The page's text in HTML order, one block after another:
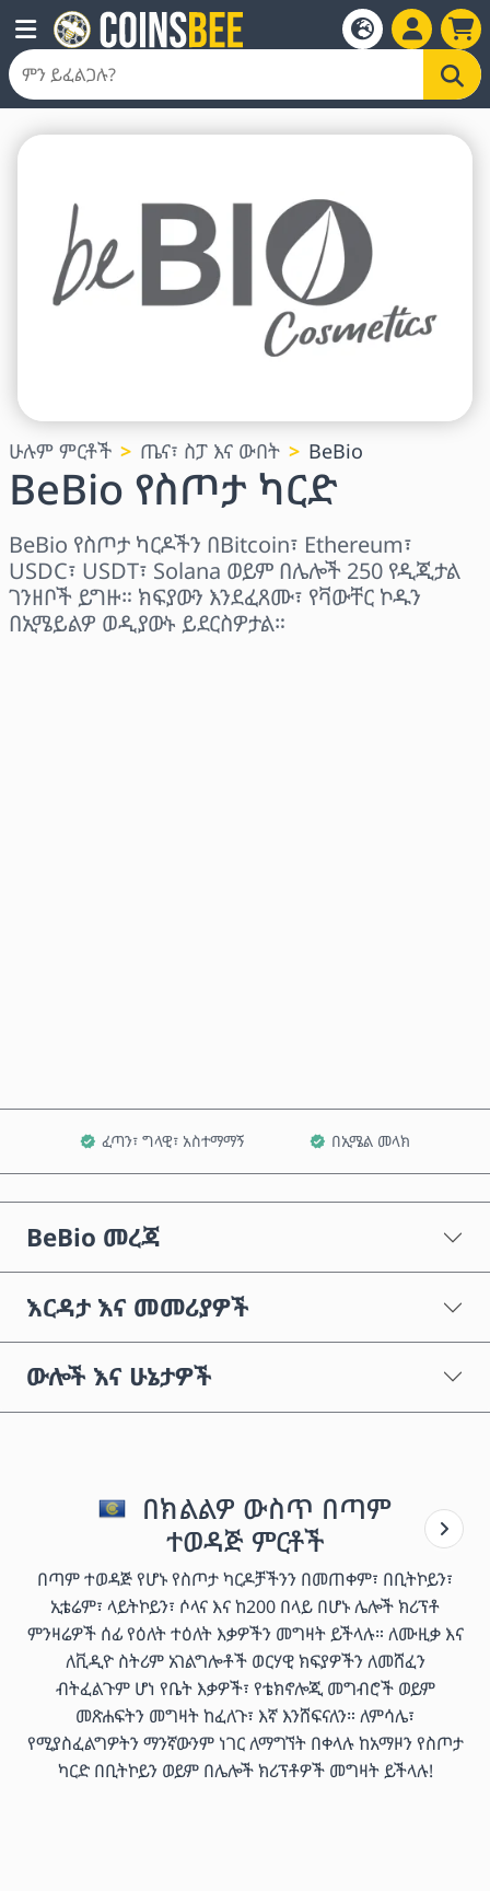
ሁሉም ምርቶች ጤና፣ ስፓ እና ውበት BeBio
BeBio የስጦታ ካርድ
BeBio የስጦታ ካርዶችን በBitcoin፣ Ethereum፣
USDC፣ USDT፣ Solana ወይም በሌሎች 250 የዲጂታል
ገንዘቦች ይግዙ። ክፍያውን እንደፈጸሙ፣ የቫውቸር ኮዱን
በኢሜይልዎ ወዲያውኑ ይደርስዎታል።
ፈጣን፣ ግላዊ፣ አስተማማኝ በኢሜል መላክ
BeBio መረጃ
እርዳታ እና መመሪያዎች
ውሎች እና ሁኔታዎች
በክልልዎ ውስጥ በጣም
ተወዳጅ ምርቶች
በጣም ተወዳጅ የሆኑ የስጦታ ካርዶቻችንን በመጠቀም፣ በቢትኮይን፣
ኢቴሬም፣ ላይትኮይን፣ ሶላና እና ከ200 በላይ በሆኑ ሌሎች ክሪፕቶ
ምንዛሬዎች ሰፊ የዕለት ተዕለት እቃዎችን መግዛት ይችላሉ። ለሙዚቃ እና
ለቪዲዮ ስትሪም አገልግሎቶች ወርሃዊ ክፍያዎችን ለመሸፈን
ብትፈልጉም ሆነ የቤት እቃዎች፣ የቴክኖሎጂ መግብሮች ወይም
መጽሐፍትን መግዛት ከፈለጉ፣ እኛ እንሸፍናለን። ለምሳሌ፣
የሚያስፈልግዎትን ማንኛውንም ነገር ለማግኘት በቀላሉ ከአማዞን የስጦታ
ካርድ በቢትኮይን ወይም በሌሎች ክሪፕቶዎች መግዛት ይችላሉ!